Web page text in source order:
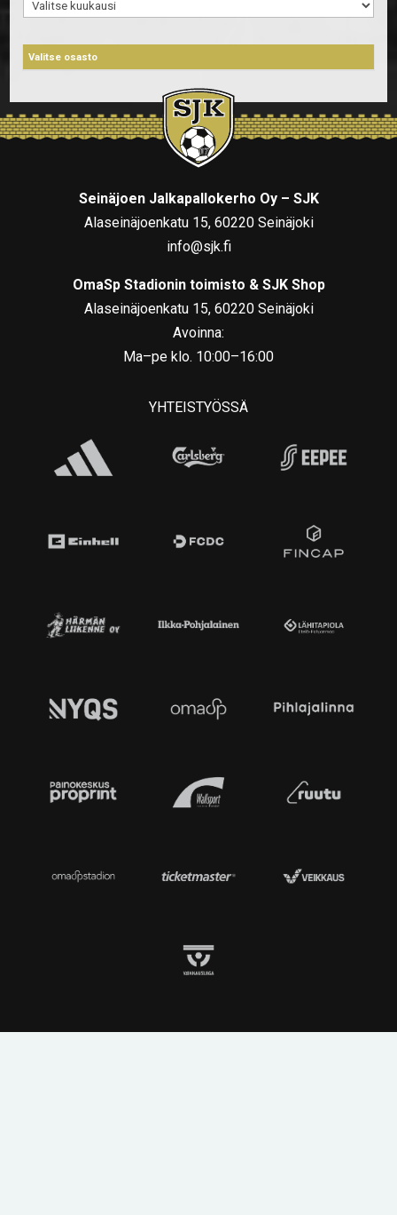
Arkistot
Seinäjoen Jalkapallokerho Oy – SJK
Alaseinäjoenkatu 15, 60220 Seinäjoki
info@sjk.fi
OmaSp Stadionin toimisto & SJK Shop
Alaseinäjoenkatu 15, 60220 Seinäjoki
Avoinna:
Ma–pe klo. 10:00–16:00
YHTEISTYÖSSÄ